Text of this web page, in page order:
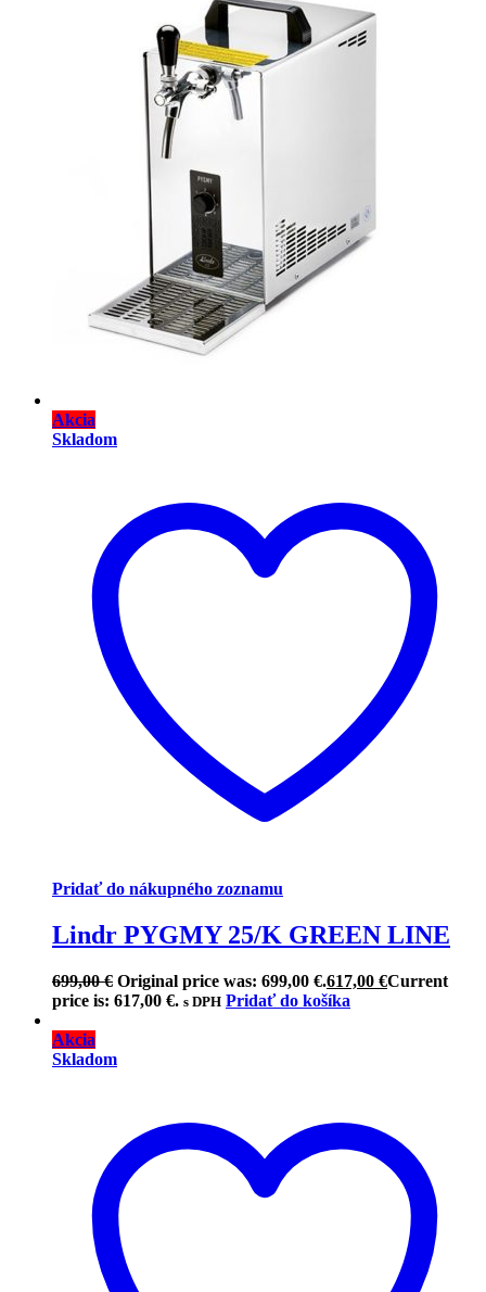
Akcia
Skladom
Pridať do nákupného zoznamu
Lindr PYGMY 25/K GREEN LINE
699,00€ Original price was: 699,00 €.617,00 €Current
price is: 617,00 €. s DPH Pridať do košíka
Akcia
Skladom